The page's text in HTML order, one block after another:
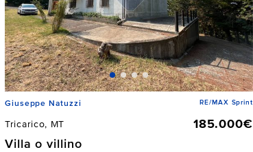
Giuseppe Natuzzi RE/MAX Sprint
Tricarico, MT
185.000€
Villa o villino